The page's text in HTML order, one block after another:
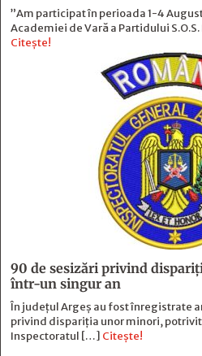
”Am participat în perioada 1-4
Academiei de Vară a Partidului
Citește!
90 de sesizări privind
într-un singur an
În județul Argeș au fost înregistrate
privind dispariția unor minori,
Inspectoratul […] Citește!